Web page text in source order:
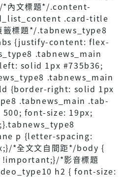
內文標題*/.content-
.card-title
標題*/.tabnews_type8
{justify-content: flex-
.tabnews_main
solid 1px #735b36;
.tabnews_main
{border-right: solid 1px
.tabnews_main .tab-
font-size: 19px;
p {letter-spacing:
*全文文自間距*/body {
*影音標題
h2 { font-size: